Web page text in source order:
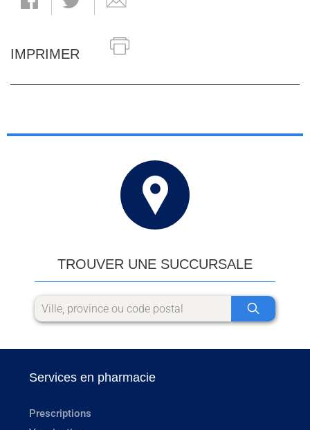
IMPRIMER
TROUVER UNE SUCCURSALE
Services en pharmacie
Prescriptions